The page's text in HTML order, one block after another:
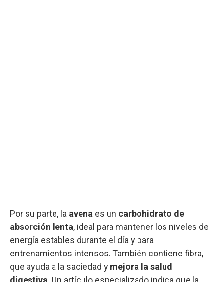
Por su parte, la avena es un carbohidrato de
absorción lenta, ideal para mantener los niveles de
energía estables durante el día y para
entrenamientos intensos. También contiene fibra,
que ayuda a la saciedad y mejora la salud
digestiva. Un artículo especializado indica que la